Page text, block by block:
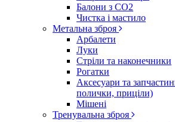
Балони з CO2
Чистка і мастило
Метальна зброя
Арбалети
Луки
Стріли та наконечники
Рогатки
Аксесуари та
полички, приціли)
Мішені
Тренувальна зброя